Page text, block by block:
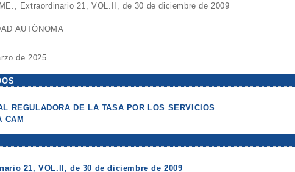
Extraordinario 21, VOL.II, de 30 de diciembre de 2009
AUTÓNOMA
de 2025
REGULADORA DE LA TASA POR LOS SERVICIOS
CAM
21, VOL.II, de 30 de diciembre de 2009